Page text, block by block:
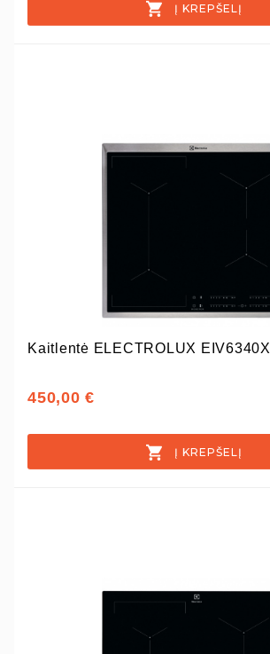
Į KREPŠELĮ
Kaitlentė ELECTROLUX EIV6340X
450,00 €
Į KREPŠELĮ